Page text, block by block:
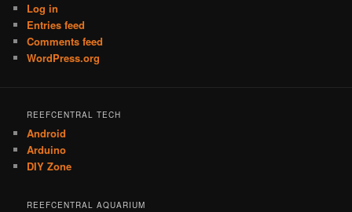
Log in
Entries feed
Comments feed
WordPress.org
REEFCENTRAL TECH
Android
Arduino
DIY Zone
REEFCENTRAL AQUARIUM